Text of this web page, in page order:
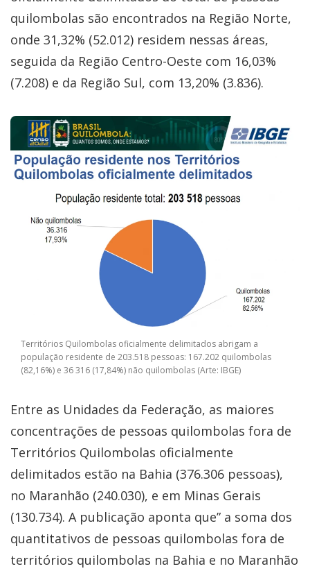
quilombolas são encontrados na Região Norte,
onde 31,32% (52.012) residem nessas áreas,
seguida da Região Centro-Oeste com 16,03%
(7.208) e da Região Sul, com 13,20% (3.836).
Territórios Quilombolas oficialmente delimitados abrigam a
população residente de 203.518 pessoas: 167.202 quilombolas
(82,16%) e 36 316 (17,84%) não quilombolas (Arte: IBGE)
Entre as Unidades da Federação, as maiores
concentrações de pessoas quilombolas fora de
Territórios Quilombolas oficialmente
delimitados estão na Bahia (376.306 pessoas),
no Maranhão (240.030), e em Minas Gerais
(130.734). A publicação aponta que” a soma dos
quantitativos de pessoas quilombolas fora de
territórios quilombolas na Bahia e no Maranhão